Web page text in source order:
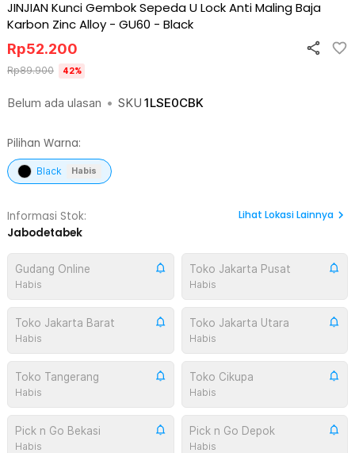
JINJIAN Kunci Gembok Sepeda U Lock Anti Maling Baja
Karbon Zinc Alloy - GU60 - Black
Belum ada ulasan • SKU 1LSE0CBK
Rp52.200
Rp89.900 42%
Pilihan Warna:
Black Habis
Informasi Stok:
Jabodetabek
Lihat Lokasi Lainnya
Gudang Online
Habis
Toko Jakarta Pusat
Habis
Toko Jakarta Barat
Habis
Toko Jakarta Utara
Habis
Toko Tangerang
Habis
Toko Cikupa
Habis
Pick n Go Bekasi
Habis
Pick n Go Depok
Habis